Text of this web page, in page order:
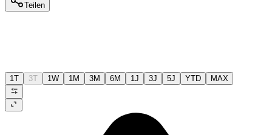
Teilen
1T 3T 1W 1M 3M 6M 1J 3J 5J YTD MAX